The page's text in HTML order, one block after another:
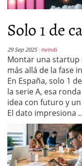
Solo 1 de
29 Sep 2025 nvindi
Montar una startup
más allá de la fase
En España, solo 1
la serie A, esa
idea con futuro y
El dato impresiona